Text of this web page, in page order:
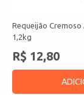
Requeijão
1,2kg
R$ 12,80